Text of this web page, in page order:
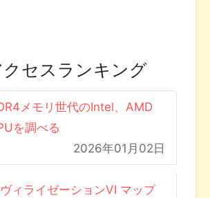
セスランキング
メモリ世代のIntel、AMD
を調べる
2026年01月02日
ィライゼーションVI マップ